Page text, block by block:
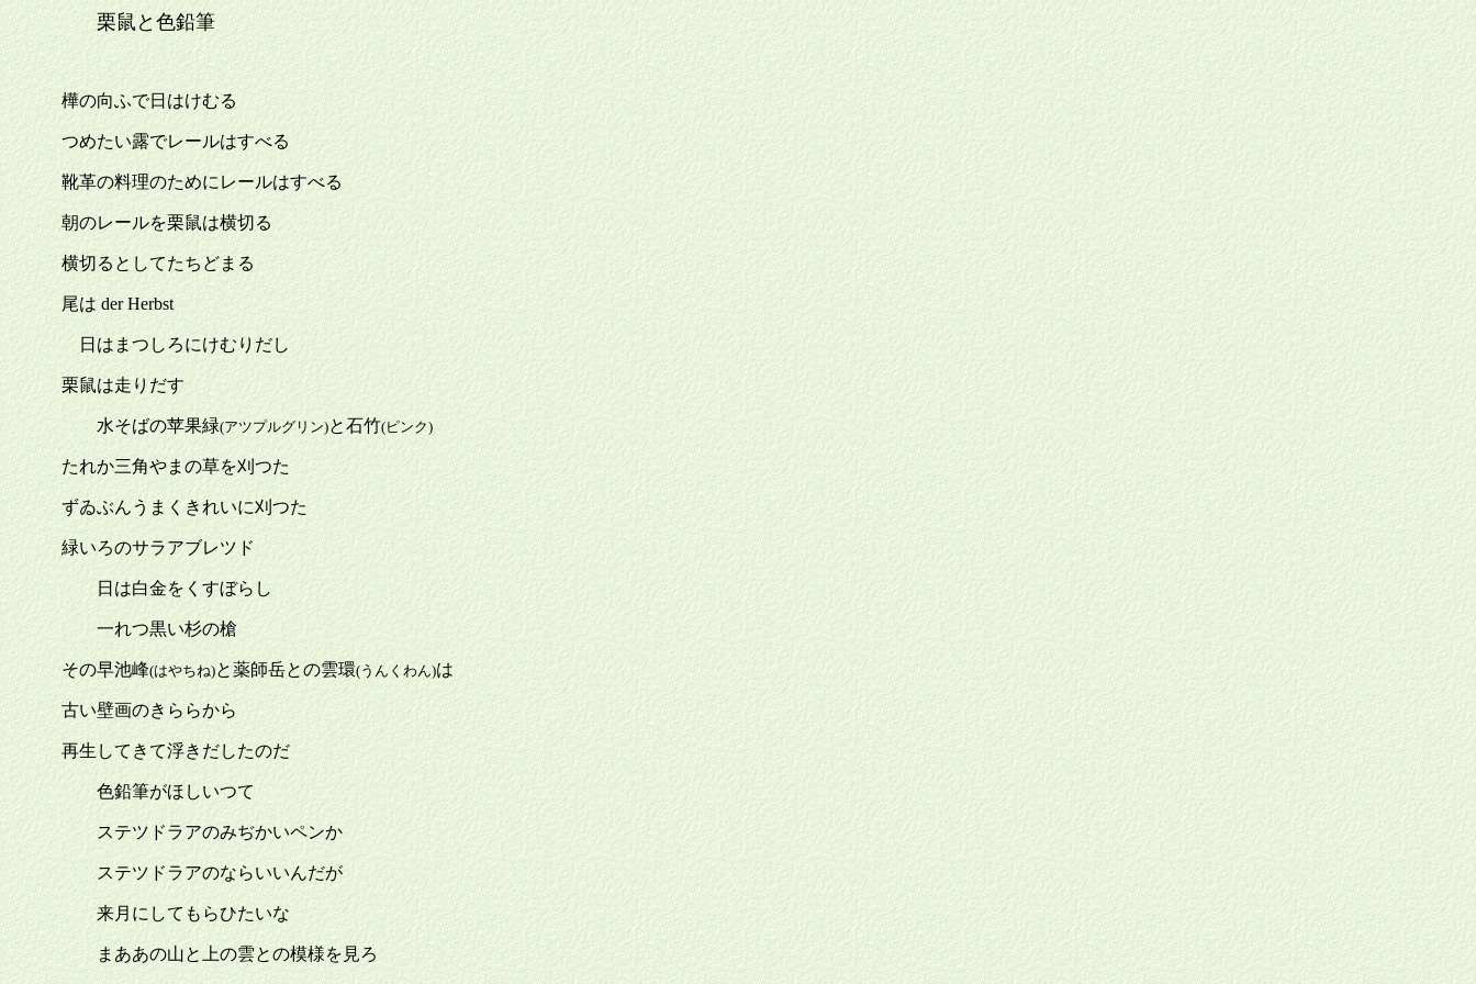
栗鼠と色鉛筆
樺の向ふで日はけむる
つめたい露でレールはすべる
靴革の料理のためにレールはすべる
朝のレールを栗鼠は横切る
横切るとしてたちどまる
尾は der Herbst
日はまつしろにけむりだし
栗鼠は走りだす
水そばの苹果緑(アツプルグリン)と石竹(ピンク)
たれか三角やまの草を刈つた
ずゐぶんうまくきれいに刈つた
緑いろのサラアブレツド
日は白金をくすぼらし
一れつ黒い杉の槍
その早池峰(はやちね)と薬師岳との雲環(うんくわん)は
古い壁画のきららから
再生してきて浮きだしたのだ
色鉛筆がほしいつて
ステツドラアのみぢかいペンか
ステツドラアのならいいんだが
来月にしてもらひたいな
まああの山と上の雲との模様を見ろ